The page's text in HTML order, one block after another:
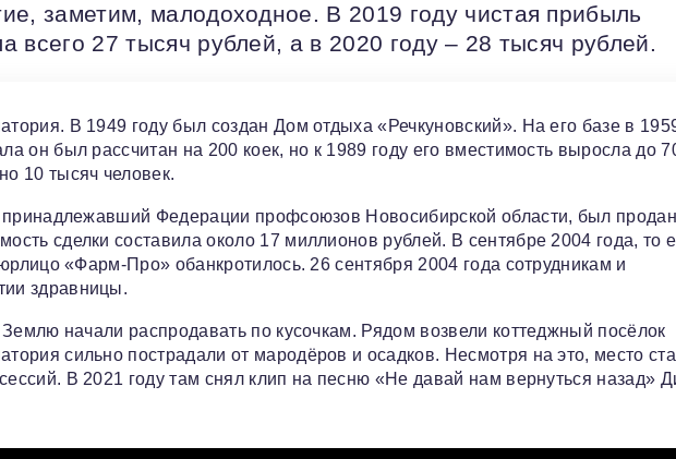
заметим, малодоходное. В 2019 году чистая прибыль
всего 27 тысяч рублей, а в 2020 году – 28 тысяч рублей.
В 1949 году был создан Дом отдыха «Речкуновский». На его базе в
он был рассчитан на 200 коек, но к 1989 году его вместимость выросла до
10 тысяч человек.
принадлежавший Федерации профсоюзов Новосибирской области, был
сделки составила около 17 миллионов рублей. В сентябре 2004 года, то
«Фарм-Про» обанкротилось. 26 сентября 2004 года сотрудникам и
здравницы.
начали распродавать по кусочкам. Рядом возвели коттеджный посёлок
сильно пострадали от мародёров и осадков. Несмотря на это, место
В 2021 году там снял клип на песню «Не давай нам вернуться назад»